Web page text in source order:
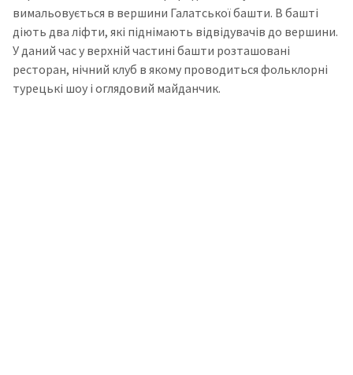
вимальовується в вершини Галатської башти. В башті
діють два ліфти, які піднімають відвідувачів до вершини.
У даний час у верхній частині башти розташовані
ресторан, нічний клуб в якому проводиться фольклорні
турецькі шоу і оглядовий майданчик.